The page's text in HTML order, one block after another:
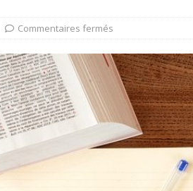
Commentaires fermés